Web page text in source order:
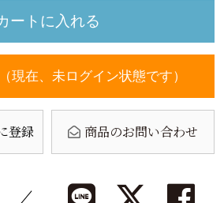
（現在、未ログイン状態です）
登録 商品のお問い合わせ